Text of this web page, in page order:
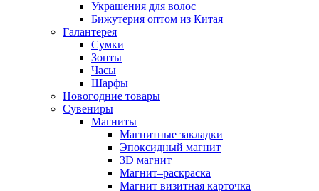
Украшения для волос
Бижутерия оптом из Китая
Галантерея
Сумки
Зонты
Часы
Шарфы
Новогодние товары
Сувениры
Магниты
Магнитные закладки
Эпоксидный магнит
3D магнит
Магнит–раскраска
Магнит визитная карточка